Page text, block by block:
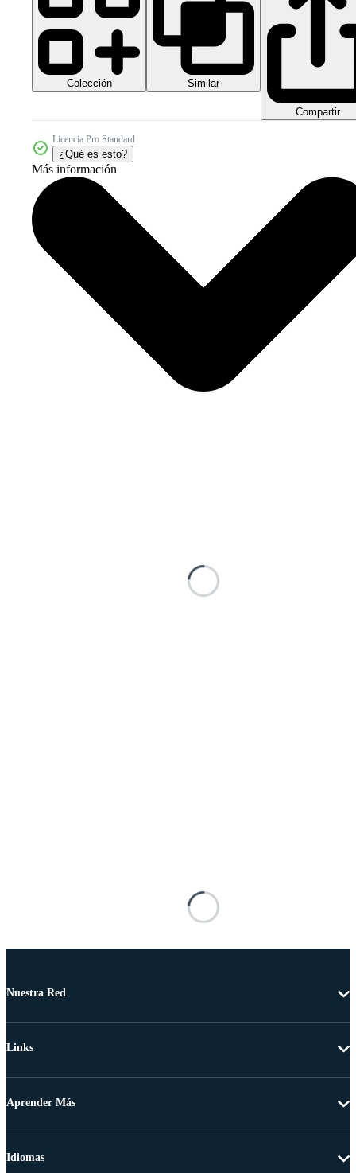
Colección Similar
Compartir
Licencia Pro Standard
¿Qué es esto?
Más información
Nuestra Red
Links
Aprender Más
Idiomas